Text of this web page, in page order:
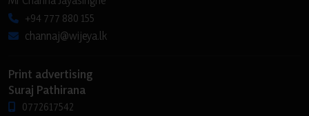
+94 777 880 155
channaj@wijeya.lk
Print advertising
Suraj Pathirana
0772617542